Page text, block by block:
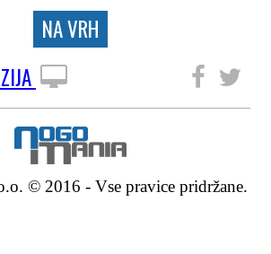
NA VRH
© 2016 - Vse pravice pridržane.